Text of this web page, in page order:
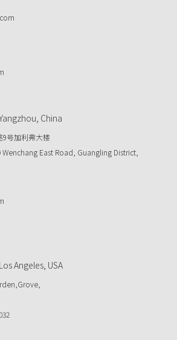
China
号加利弗大楼
East Road, Guangling District,
Angeles, USA